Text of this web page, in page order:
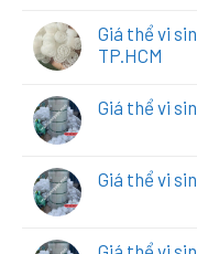
Giá thể vi
TP.HCM
Giá thể vi
Giá thể vi